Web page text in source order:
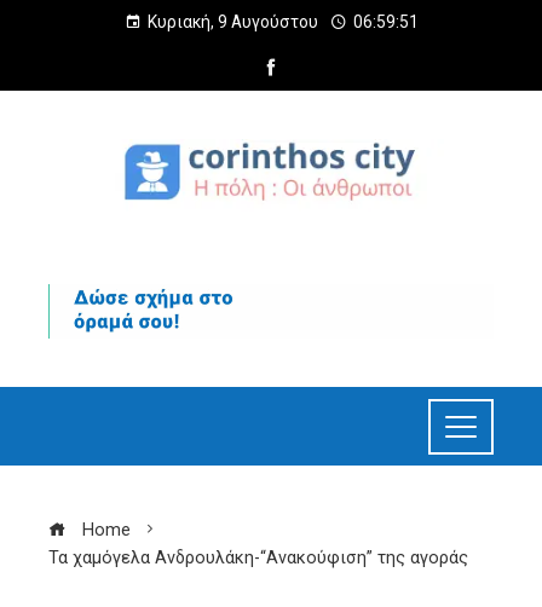
Κυριακή, 9 Αυγούστου 06:59:53
Home
Τα χαμόγελα Ανδρουλάκη-“Ανακούφιση” της αγοράς